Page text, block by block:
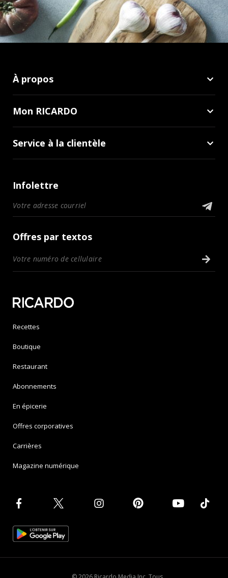
À propos
Mon RICARDO
Service à la clientèle
Infolettre
Offres par textos
Recettes
Boutique
Restaurant
Abonnements
En épicerie
Offres corporatives
Carrières
Magazine numérique